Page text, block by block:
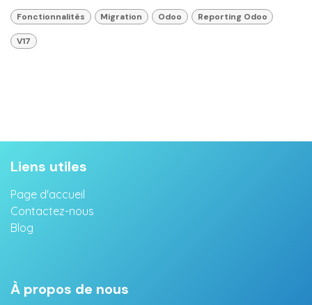
Fonctionnalités Migration Odoo Reporting Odoo
V17
Liens utiles
Page d'accueil
Contactez-nous
Blog
À propos de nous